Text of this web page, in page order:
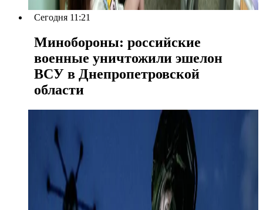
Сегодня 11:21
Минобороны: российские
военные уничтожили эшелон
ВСУ в Днепропетровской
области